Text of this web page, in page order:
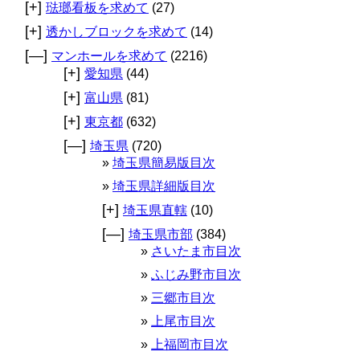
[+] 琺瑯看板を求めて (27)
[+] 透かしブロックを求めて (14)
[—] マンホールを求めて (2216)
[+] 愛知県 (44)
[+] 富山県 (81)
[+] 東京都 (632)
[—] 埼玉県 (720)
埼玉県簡易版目次
埼玉県詳細版目次
[+] 埼玉県直轄 (10)
[—] 埼玉県市部 (384)
さいたま市目次
ふじみ野市目次
三郷市目次
上尾市目次
上福岡市目次